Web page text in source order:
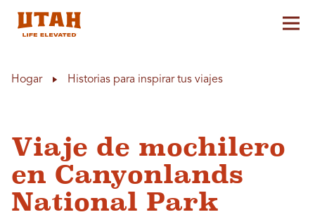
Hogar Historias para inspirar tus viajes
Viaje de mochilero
en Canyonlands
National Park